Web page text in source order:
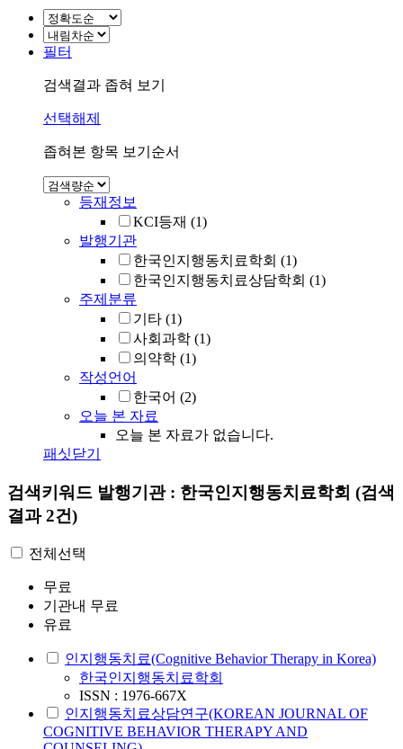
필터
검색결과 좁혀 보기
선택해제
좁혀본 항목 보기순서
등재정보
KCI등재 (1)
발행기관
한국인지행동치료학회 (1)
한국인지행동치료상담학회 (1)
주제분류
기타 (1)
사회과학 (1)
의약학 (1)
작성언어
한국어 (2)
오늘 본 자료
오늘 본 자료가 없습니다.
패싯닫기
검색키워드 발행기관 : 한국인지행동치료학회 (검색
결과 2건)
전체선택
무료
기관내 무료
유료
인지행동치료(Cognitive Behavior Therapy in Korea)
한국인지행동치료학회
ISSN : 1976-667X
인지행동치료상담연구(KOREAN JOURNAL OF
COGNITIVE BEHAVIOR THERAPY AND